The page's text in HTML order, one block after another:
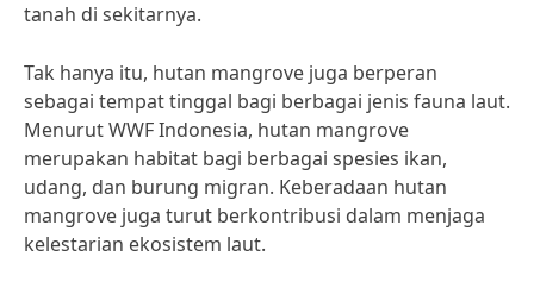
tanah di sekitarnya.
Tak hanya itu, hutan mangrove juga berperan
sebagai tempat tinggal bagi berbagai jenis fauna laut.
Menurut WWF Indonesia, hutan mangrove
merupakan habitat bagi berbagai spesies ikan,
udang, dan burung migran. Keberadaan hutan
mangrove juga turut berkontribusi dalam menjaga
kelestarian ekosistem laut.